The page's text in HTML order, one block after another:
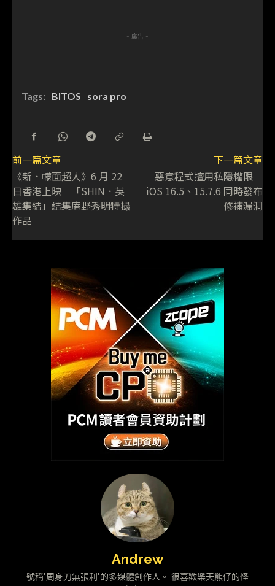
- 廣告 -
Tags: BITOS sora pro
前一篇文章
《新．幪面超人》6 月 22
日香港上映 「SHIN．英
雄集結」結集庵野秀明特撮
作品
下一篇文章
惡意程式擅用私隱權限
iOS 16.5、15.7.6 同時發布
修補漏洞
Andrew
號稱"周身刀無張利"的多媒體創作人。 很喜歡樂天熊仔的怪